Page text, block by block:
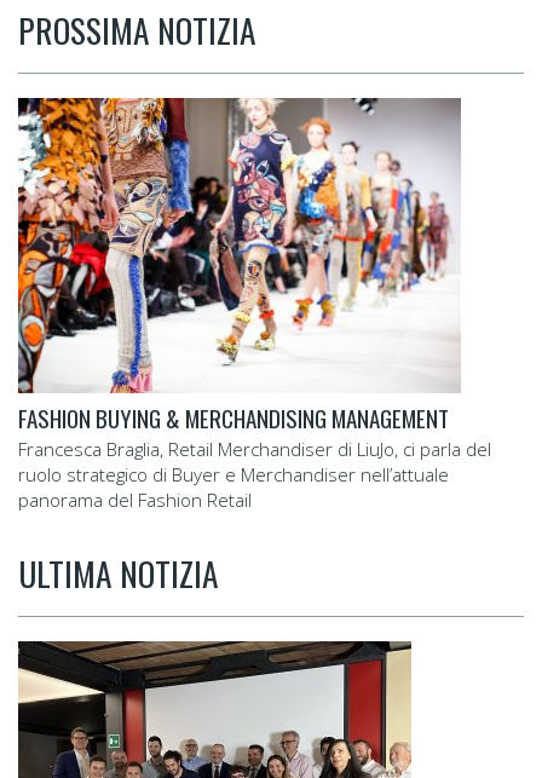
PROSSIMA NOTIZIA
FASHION BUYING & MERCHANDISING MANAGEMENT
Francesca Braglia, Retail Merchandiser di LiuJo, ci parla del
ruolo strategico di Buyer e Merchandiser nell’attuale
panorama del Fashion Retail
ULTIMA NOTIZIA